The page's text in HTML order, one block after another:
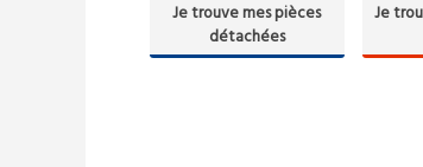
Je trouve mes pièces
détachées
Je